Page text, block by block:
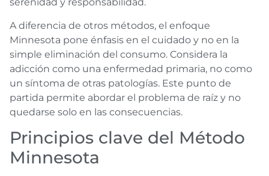
A diferencia de otros métodos, el enfoque
Minnesota pone énfasis en el cuidado y no en la
simple eliminación del consumo. Considera la
adicción como una enfermedad primaria, no como
un síntoma de otras patologías. Este punto de
partida permite abordar el problema de raíz y no
quedarse solo en las consecuencias.
Principios clave del Método
Minnesota